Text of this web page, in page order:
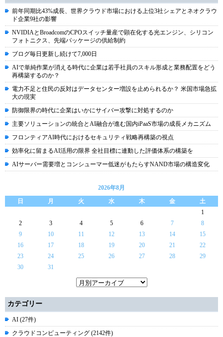
前年同期比43%成長、世界クラウド市場における上位3社シェアとネオクラウ
ド企業9社の影響
NVIDIAとBroadcomのCPOスイッチ量産で顕在化する光エンジン、シリコン
フォトニクス、先端パッケージの供給制約
ブログ毎日更新し続けて7,000日
AIで単純作業が消える時代に企業は若手社員のスキル形成と業務配置をどう
再構築するのか？
電力不足と住民の反対はデータセンター増設を止められるか？ 米国市場急拡
大の現実
防御限界の時代に企業はいかにサイバー攻撃に対処するのか
主要ソリューションの統合とAI融合が進む国内iPaaS市場の成長メカニズム
フロンティアAI時代におけるセキュリティ戦略再構築の視点
効率化に留まるAI活用の限界 全社目標に連動した評価体系の構築を
AIサーバー需要増とコンシューマー低迷がもたらすNAND市場の構造変化
2026年8月
日
月 火 水 木 金
土
1
2
3 4 5 6 7
8
9
10 11 12 13 14
15
16
17 18 19 20 21
22
23
24 25 26 27 28
29
30
31
カテゴリー
AI (27件)
クラウドコンピューティング (2142件)